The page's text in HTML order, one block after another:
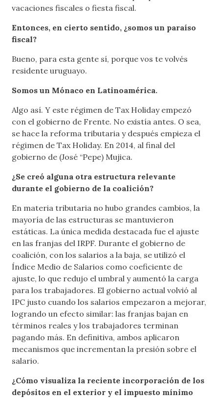
vacaciones fiscales o fiesta fiscal.
Entonces, en cierto sentido, ¿somos un paraíso
fiscal?
Bueno, para esta gente sí, porque vos te volvés
residente uruguayo.
Somos un Mónaco en Latinoamérica.
Algo así. Y este régimen de Tax Holiday empezó
con el gobierno de Frente. No existía antes. O sea,
se hace la reforma tributaria y después empieza el
régimen de Tax Holiday. En 2014, al final del
gobierno de (José “Pepe) Mujica.
¿Se creó alguna otra estructura relevante
durante el gobierno de la coalición?
En materia tributaria no hubo grandes cambios, la
mayoría de las estructuras se mantuvieron
estáticas. La única medida destacada fue el ajuste
en las franjas del IRPF. Durante el gobierno de
coalición, con los salarios a la baja, se utilizó el
Índice Medio de Salarios como coeficiente de
ajuste, lo que redujo el umbral y aumentó la carga
para los trabajadores. El gobierno actual volvió al
IPC justo cuando los salarios empezaron a mejorar,
logrando un efecto similar: las franjas bajan en
términos reales y los trabajadores terminan
pagando más. En definitiva, ambos aplicaron
mecanismos que incrementan la presión sobre el
salario.
¿Cómo visualiza la reciente incorporación de los
depósitos en el exterior y el impuesto mínimo